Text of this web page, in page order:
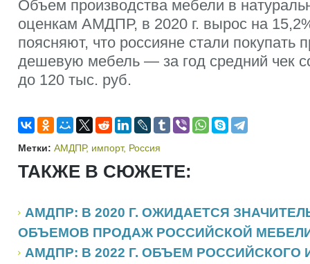
Объем производства мебели в
оценкам АМДПР, в 2020 г. вырос на
поясняют, что россияне стали покупать
дешевую мебель — за год средний чек
до 120 тыс. руб.
Метки: АМДПР, импорт, Россия
ТАКЖЕ В СЮЖЕТЕ:
АМДПР: В 2020 Г. ОЖИДАЕТСЯ
ОБЪЕМОВ ПРОДАЖ РОССИЙСКОЙ
АМДПР: В 2022 Г. ОБЪЕМ РОССИЙСКОГО